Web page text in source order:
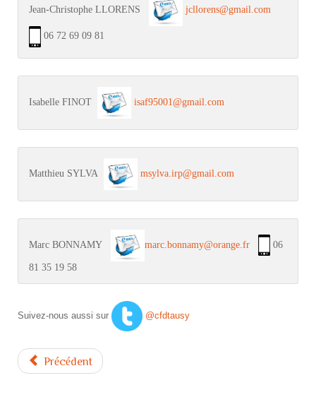
Jean-Christophe LLORENS jcllorens@gmail.com
06 72 69 09 81
Isabelle FINOT isaf95001@gmail.com
Matthieu SYLVA msylva.irp@gmail.com
Marc BONNAMY marc.bonnamy@orange.fr 06
81 35 19 58
Suivez-nous aussi sur @cfdtausy
Précédent